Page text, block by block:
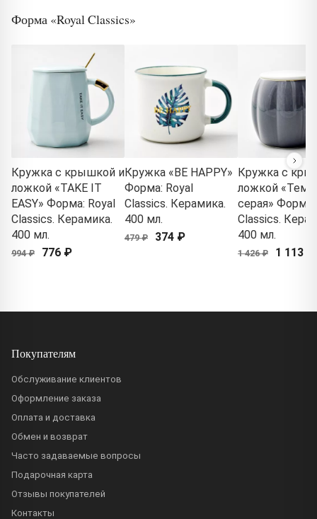
Форма «Royal Classics»
Кружка с крышкой и
ложкой «TAKE IT
EASY» Форма: Royal
Classics. Керамика.
400 мл.
994 ₽ 776 ₽
Кружка «BE HAPPY»
Форма: Royal
Classics. Керамика.
400 мл.
479 ₽ 374 ₽
Кружка с
ложкой
серая» Форма:
Classics.
400 мл.
1 426 ₽ 1 113 ₽
Покупателям
Обслуживание клиентов
Оформление заказа
Оплата и доставка
Обмен и возврат
Часто задаваемые вопросы
Подарочная карта
Отзывы покупателей
Контакты